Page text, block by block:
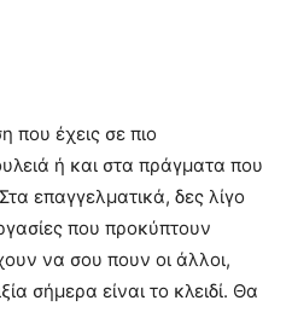
που έχεις σε πιο
ή και στα πράγματα που
επαγγελματικά, δες λίγο
που προκύπτουν
να σου πουν οι άλλοι,
σήμερα είναι το κλειδί. Θα